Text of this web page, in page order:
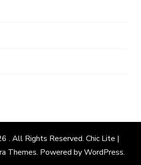
. All Rights Reserved. Chic Lite |
Themes. Powered byWordPress.